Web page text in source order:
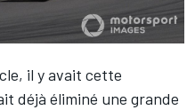
il y avait cette
déjà éliminé une grande